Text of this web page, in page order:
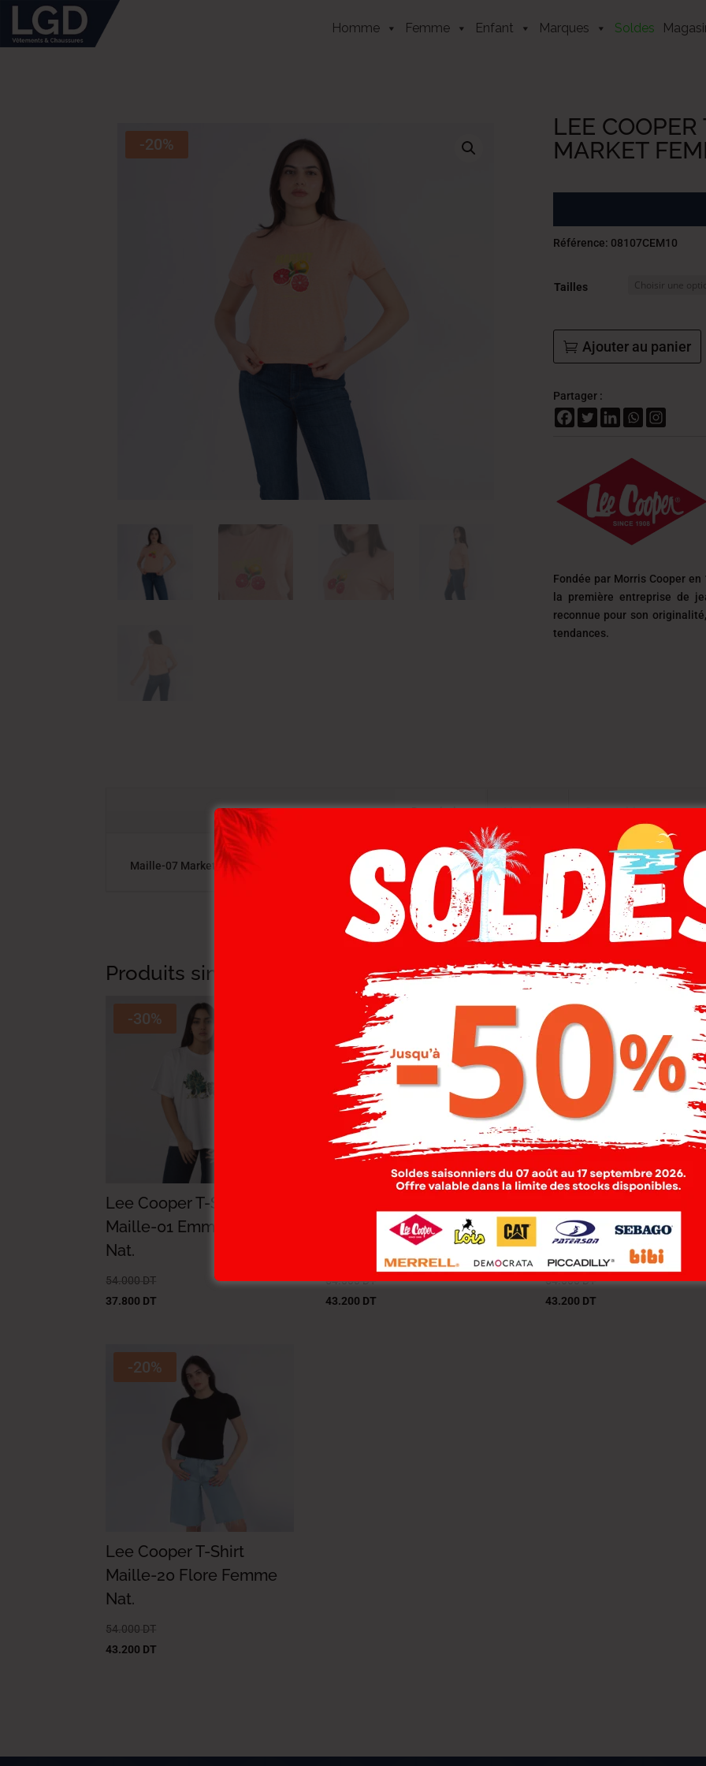
Homme Femme Enfant Marques Soldes
-20%
LEE
MARKET
Référence: 08107CEM10
Tailles
Ajouter au panier
Partager :
Fondée par Morris Cooper en
la première entreprise de
reconnue pour son
tendances.
Description Livraison Composition
Maille-07 Market Femme Nat., Couleur: Saumon , T-shirt manches courtes .
Produits similaires
-30%
Lee Cooper T-Shirt
Maille-01 Emma Femme
Nat.
54.000 DT
37.800 DT
-20%
Maille-01 Flore Femme
54.000DT
43.200 DT
-20%
Maille-01 Market
Nat.
54.000DT
43.200 DT
-20%
Lee Cooper T-Shirt
Maille-20 Flore Femme
Nat.
54.000 DT
43.200 DT